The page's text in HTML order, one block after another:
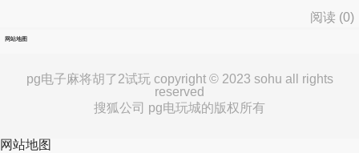
阅读 (0)
网站地图
pg电子麻将胡了2试玩 copyright © 2023 sohu all rights
reserved
搜狐公司 pg电玩城的版权所有
网站地图